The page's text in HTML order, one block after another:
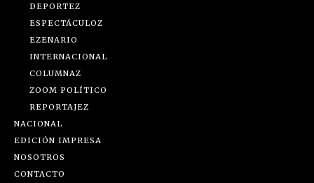
DEPORTEZ
ESPECTÁCULOZ
EZENARIO
INTERNACIONAL
COLUMNAZ
ZOOM POLÍTICO
REPORTAJEZ
NACIONAL
EDICIÓN IMPRESA
NOSOTROS
CONTACTO